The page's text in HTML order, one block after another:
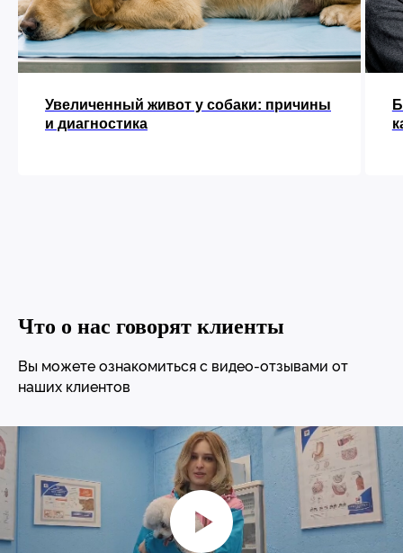
Увеличенный живот у собаки: причины
и диагностика
Что о нас говорят клиенты
Вы можете ознакомиться с видео-отзывами от
наших клиентов